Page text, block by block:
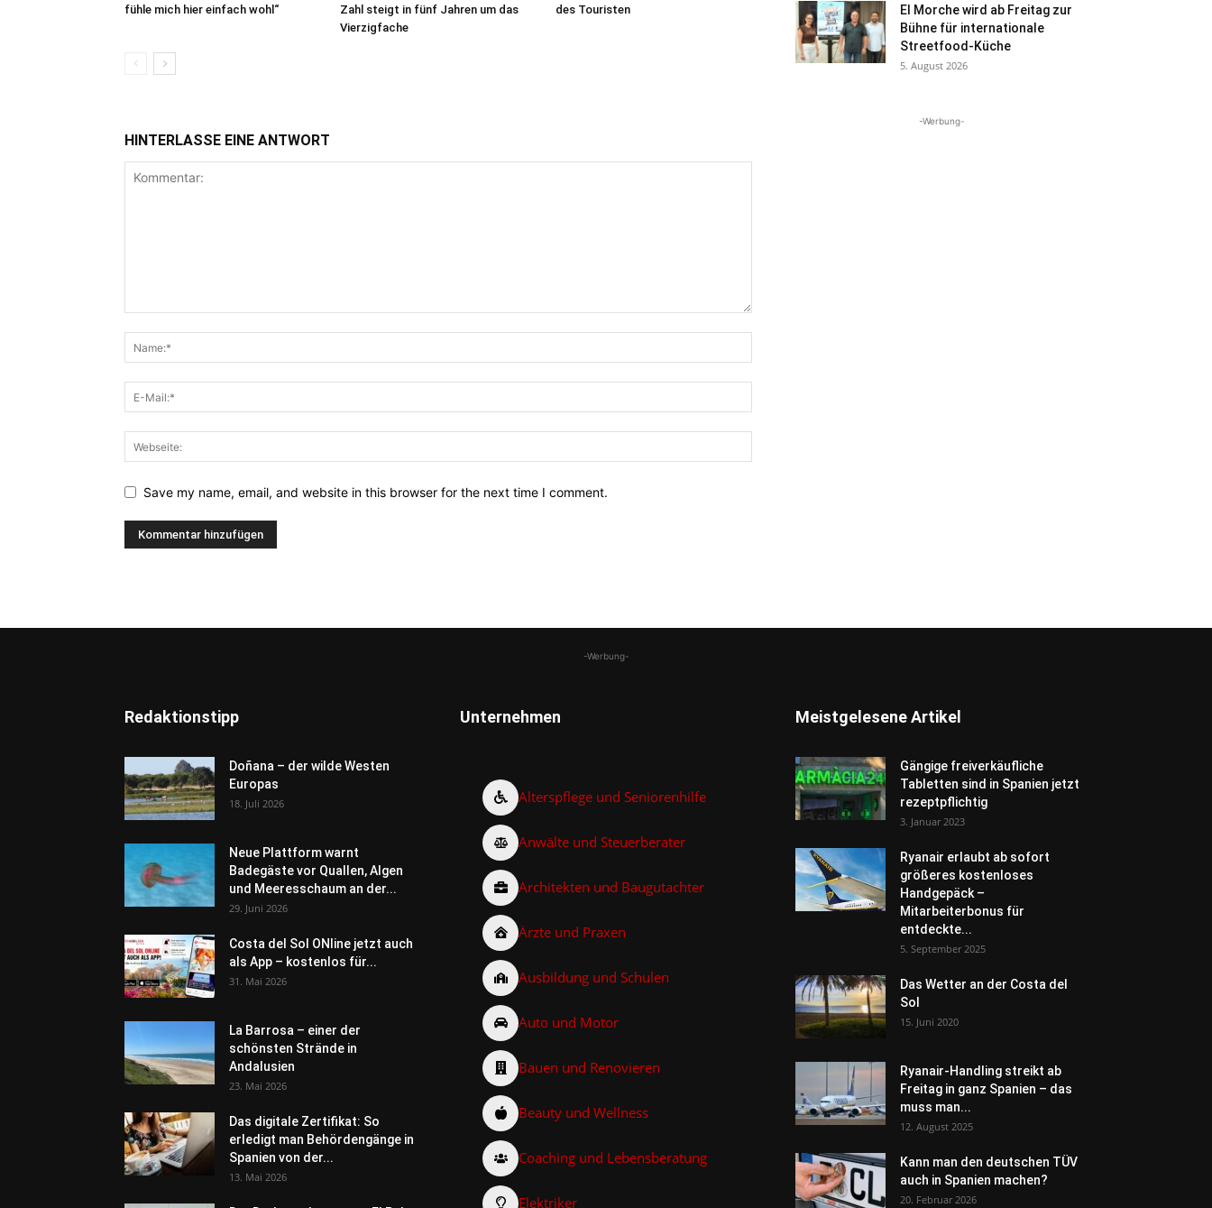
fühle mich hier einfach wohl“
Zahl steigt in fünf Jahren um das
Vierzigfache
des Touristen
HINTERLASSE EINE ANTWORT
Save my name, email, and website in this browser for the next time I comment.
El Morche wird ab Freitag zur
Bühne für internationale
Streetfood-Küche
5. August 2026
-Werbung-
-Werbung-
Redaktionstipp
Doñana – der wilde Westen
Europas
18. Juli 2026
Neue Plattform warnt
Badegäste vor Quallen, Algen
und Meeresschaum an der...
29. Juni 2026
Costa del Sol ONline jetzt auch
als App – kostenlos für...
31. Mai 2026
La Barrosa – einer der
schönsten Strände in
Andalusien
23. Mai 2026
Das digitale Zertifikat: So
erledigt man Behördengänge in
Spanien von der...
13. Mai 2026
Unternehmen
Alterspflege und Seniorenhilfe
Anwälte und Steuerberater
Architekten und Baugutachter
Ärzte und Praxen
Ausbildung und Schulen
Auto und Motor
Bauen und Renovieren
Beauty und Wellness
Coaching und Lebensberatung
Elektriker
Meistgelesene Artikel
Gängige freiverkäufliche
Tabletten sind in Spanien jetzt
rezeptpflichtig
3. Januar 2023
Ryanair erlaubt ab sofort
größeres kostenloses
Handgepäck –
Mitarbeiterbonus für
entdeckte...
5. September 2025
Das Wetter an der Costa del
Sol
15. Juni 2020
Ryanair-Handling streikt ab
Freitag in ganz Spanien – das
muss man...
12. August 2025
Kann man den deutschen TÜV
auch in Spanien machen?
20. Februar 2026